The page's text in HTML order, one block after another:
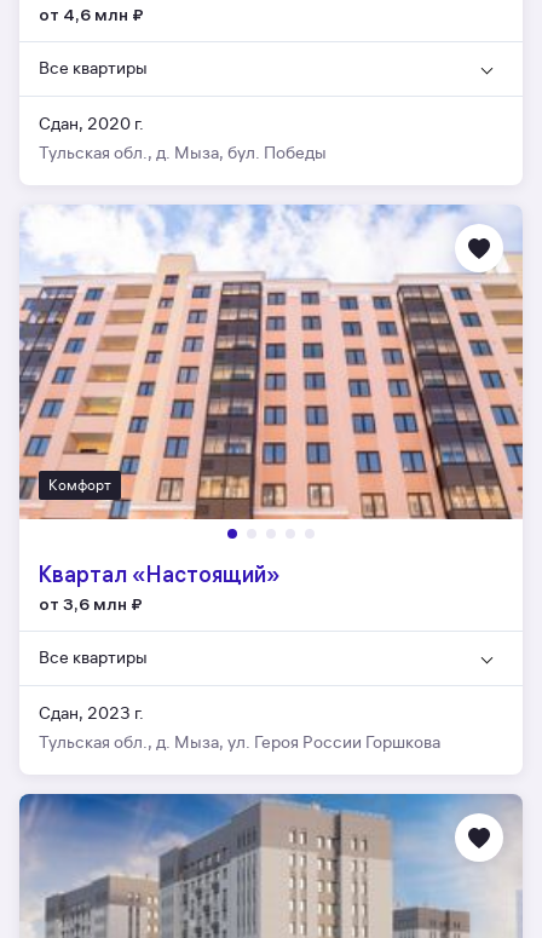
от 4,6 млн ₽
Все квартиры
Сдан, 2020 г.
Тульская обл., д. Мыза, бул. Победы
Комфорт
Квартал «Настоящий»
от 3,6 млн ₽
Все квартиры
Сдан, 2023 г.
Тульская обл., д. Мыза, ул. Героя России Горшкова